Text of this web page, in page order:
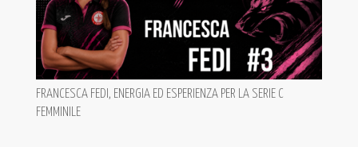
FRANCESCA FEDI, ENERGIA ED ESPERIENZA PER LA SERIE C
FEMMINILE